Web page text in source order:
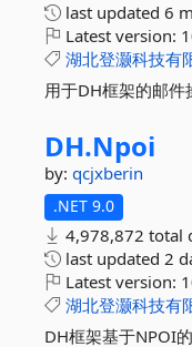
last updated 6
Latest version:
湖北登灏科技有
用于DH框架的邮件
DH.Npoi
by: qcjxberin
.NET 9.0
4,978,872 total
last updated 2
Latest version:
湖北登灏科技有
DH框架基于NPOI